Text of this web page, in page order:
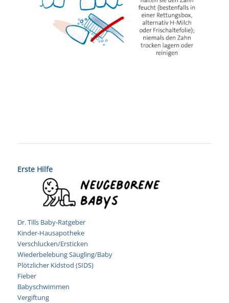
Erste Hilfe
Dr. Tills Baby-Ratgeber
Kinder-Hausapotheke
Verschlucken/Ersticken
Wiederbelebung Säugling/Baby
Plötzlicher Kidstod (SIDS)
Fieber
Babyschwimmen
Vergiftung